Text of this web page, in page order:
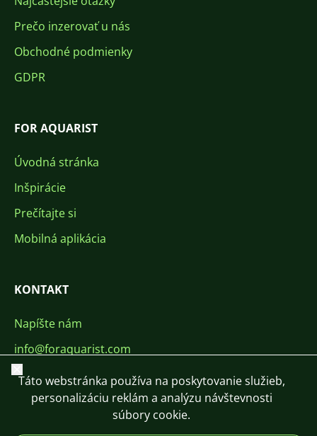
Prečo inzerovať u nás
Obchodné podmienky
GDPR
FOR AQUARIST
Úvodná stránka
Inšpirácie
Prečítajte si
Mobilná aplikácia
KONTAKT
Napíšte nám
info@foraquarist.com
+420 603 449 602
Zavrieť
Táto webstránka používa na poskytovanie služieb,
personalizáciu reklám a analýzu návštevnosti
súbory cookie.